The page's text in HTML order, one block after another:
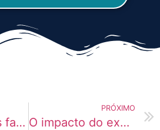
Como traumas familiares moldam comportamentos no presente
PRÓXIMO
O impacto do excesso de estímulos no cérebro moderno